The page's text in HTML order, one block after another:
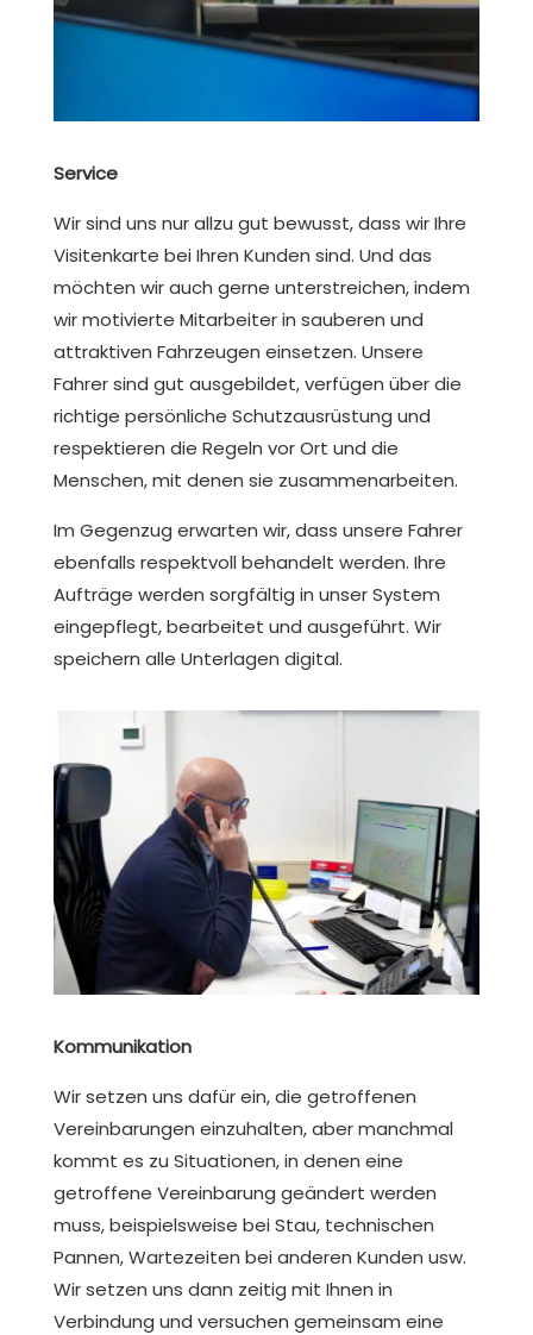
Service
Wir sind uns nur allzu gut bewusst, dass wir Ihre
Visitenkarte bei Ihren Kunden sind. Und das
möchten wir auch gerne unterstreichen, indem
wir motivierte Mitarbeiter in sauberen und
attraktiven Fahrzeugen einsetzen. Unsere
Fahrer sind gut ausgebildet, verfügen über die
richtige persönliche Schutzausrüstung und
respektieren die Regeln vor Ort und die
Menschen, mit denen sie zusammenarbeiten.
Im Gegenzug erwarten wir, dass unsere Fahrer
ebenfalls respektvoll behandelt werden. Ihre
Aufträge werden sorgfältig in unser System
eingepflegt, bearbeitet und ausgeführt. Wir
speichern alle Unterlagen digital.
Kommunikation
Wir setzen uns dafür ein, die getroffenen
Vereinbarungen einzuhalten, aber manchmal
kommt es zu Situationen, in denen eine
getroffene Vereinbarung geändert werden
muss, beispielsweise bei Stau, technischen
Pannen, Wartezeiten bei anderen Kunden usw.
Wir setzen uns dann zeitig mit Ihnen in
Verbindung und versuchen gemeinsam eine